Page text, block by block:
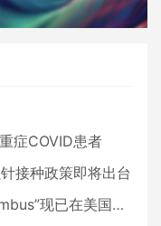
症COVID患者
接种政策即将出台
在美国占据主导地位